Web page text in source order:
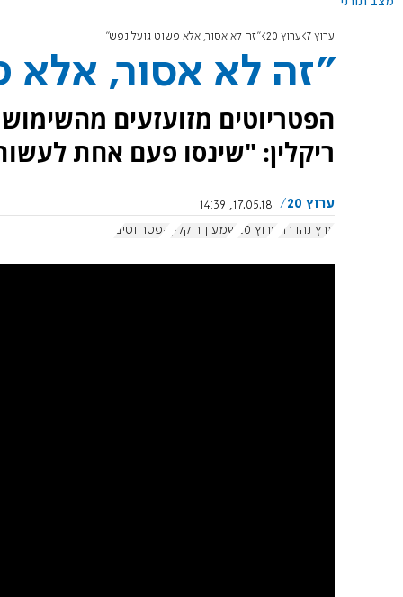
ערוץ 7 ערוץ 20 "זה לא אסור, אלא פשוט גועל נפש"
"זה לא אסור, אלא
הפטריוטים מזועזעים
ריקלין: "שינסו פעם אחת
ערוץ 20
17.05.18, 14:39
ארץ נהדרת
ערוץ 20 שמעון ריקלין הפטריוטים